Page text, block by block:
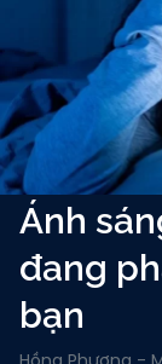
Ánh
đang
bạn